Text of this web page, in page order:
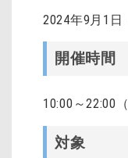
2024年9月1日
開催時間
10:00～22:00
対象